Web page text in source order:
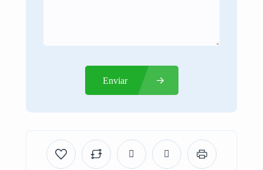
Enviar